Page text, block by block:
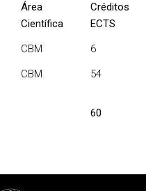
Área
Científica
Créditos
ECTS
CBM
6
CBM 54
60